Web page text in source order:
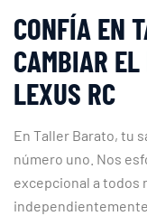
CONFÍA EN
CAMBIAR EL
LEXUS RC
En Taller Barato, tu
número uno. Nos
excepcional a todos